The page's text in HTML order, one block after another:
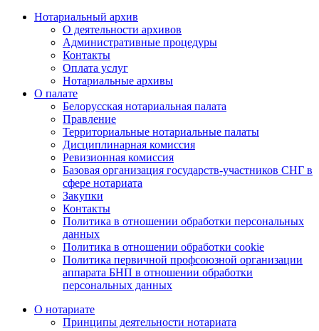
Нотариальный архив
О деятельности архивов
Административные процедуры
Контакты
Оплата услуг
Нотариальные архивы
О палате
Белорусская нотариальная палата
Правление
Территориальные нотариальные палаты
Дисциплинарная комиссия
Ревизионная комиссия
Базовая организация государств-участников СНГ в
сфере нотариата
Закупки
Контакты
Политика в отношении обработки персональных
данных
Политика в отношении обработки cookie
Политика первичной профсоюзной организации
аппарата БНП в отношении обработки
персональных данных
О нотариате
Принципы деятельности нотариата